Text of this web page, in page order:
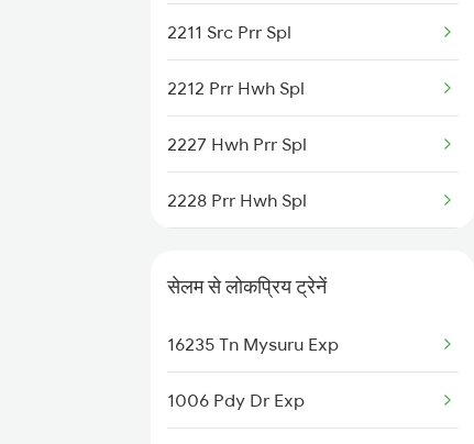
Bishnupur to Cuttack Trains
Bishnupur to Digha Trains
Bishnupur to Ernakulam Trains
2211 Src Prr Spl
2212 Prr Hwh Spl
2227 Hwh Prr Spl
2228 Prr Hwh Spl
2643 Patna Express
2644 Pnbe Ers Spl
सेलम से लोकप्रिय ट्रेनें
16235 Tn Mysuru Exp
1006 Pdy Dr Exp